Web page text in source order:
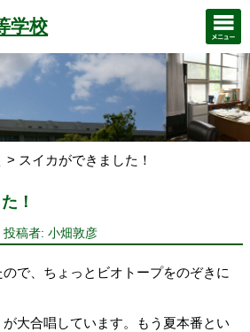
学校
スイカができました！
！
投稿者: 小畑敦彦
で、ちょっとビオトープをのぞきに
大合唱しています。もう夏本番とい